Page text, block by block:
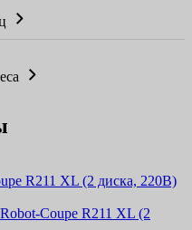
Coupe R211 XL (2